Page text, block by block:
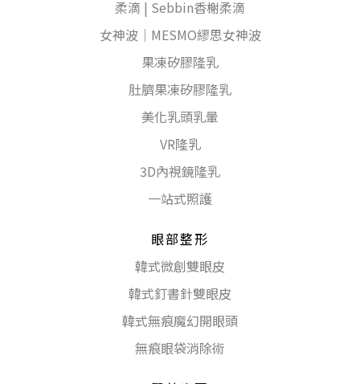
柔滴 | Sebbin香榭柔滴
女神波｜MESMO繆思女神波
果凍矽膠隆乳
肚臍果凍矽膠隆乳
美化乳頭乳暈
VR隆乳
3D內視鏡隆乳
一站式照護
眼部整形
韓式微創雙眼皮
韓式釘書針雙眼皮
韓式無痕魔幻開眼頭
無痕眼袋消除術